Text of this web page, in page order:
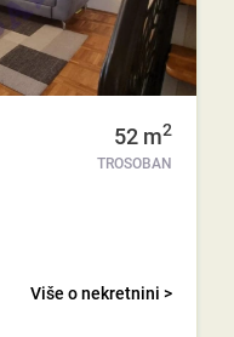
52 m2
TROSOBAN
Više o nekretnini >